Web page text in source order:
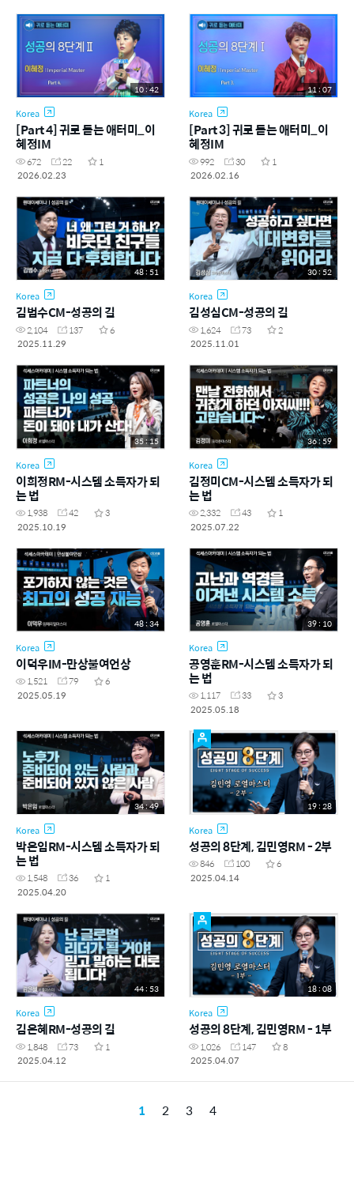
10 : 42
Korea
[Part 4] 귀로 듣는 애터미_이
혜정IM
672 22
1
2026.02.23
11 : 07
Korea
[Part 3] 귀로 듣는 애터미_이
혜정IM
992 30
1
2026.02.16
48 : 51
Korea
김범수CM-성공의 길
2,104 137
6
2025.11.29
30 : 52
Korea
김성심CM-성공의 길
1,624 73
2
2025.11.01
35 : 15
Korea
이희정RM-시스템 소득자가 되
는 법
1,938 42
3
2025.10.19
36 : 59
Korea
김정미CM-시스템 소득자가 되
는 법
2,332 43
1
2025.07.22
48 : 34
Korea
이덕우IM-만상불여언상
1,521 79
6
2025.05.19
39 : 10
Korea
공영훈RM-시스템 소득자가 되
는 법
1,117 33
3
2025.05.18
34 : 49
Korea
박은임RM-시스템 소득자가 되
는 법
1,548 36
1
2025.04.20
19 : 28
Korea
성공의 8단계, 김민영RM - 2부
846 100
6
2025.04.14
44 : 53
Korea
김은혜RM-성공의 길
1,848 73
1
2025.04.12
18 : 08
Korea
성공의 8단계, 김민영RM - 1부
1,026 147
8
2025.04.07
1 2 3 4